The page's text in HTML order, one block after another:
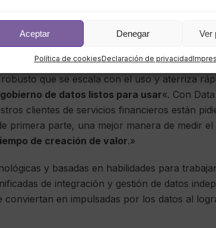
Aceptar Denegar Ver
Política de cookiesDeclaración de privacidad
manejo
todas las necesidades de una
CEO de Passerelle. «Data Rocket es una
que se escala con el uso y aterriza
de datos listos para usar«. Con
clientes de servicios financieros están
primera parte, una mejor manera de medir
de creación de valor.»
y basadas en habilidades para
de integración y gestión de datos
conviertan en impulsadas por los datos al